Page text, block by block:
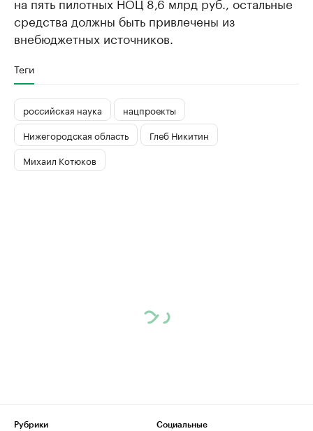
средства должны быть привлечены из
внебюджетных источников.
Теги
российская наука
нацпроекты
Нижегородская область
Глеб Никитин
Михаил Котюков
Рубрики
Социальные